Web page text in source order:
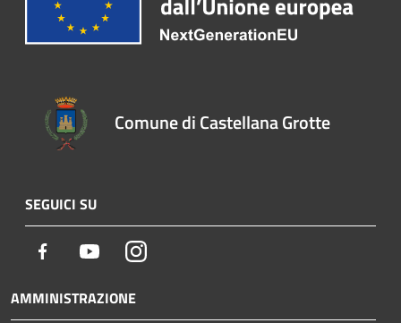
Comune di Castellana Grotte
SEGUICI SU
Facebook YoutubeInstagram
AMMINISTRAZIONE